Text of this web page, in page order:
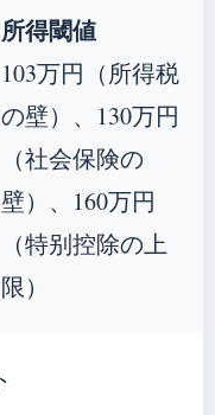
所得閾値
103万円（所得税
の壁）、130万円
（社会保険の
壁）、160万円
（特别控除の上
限）